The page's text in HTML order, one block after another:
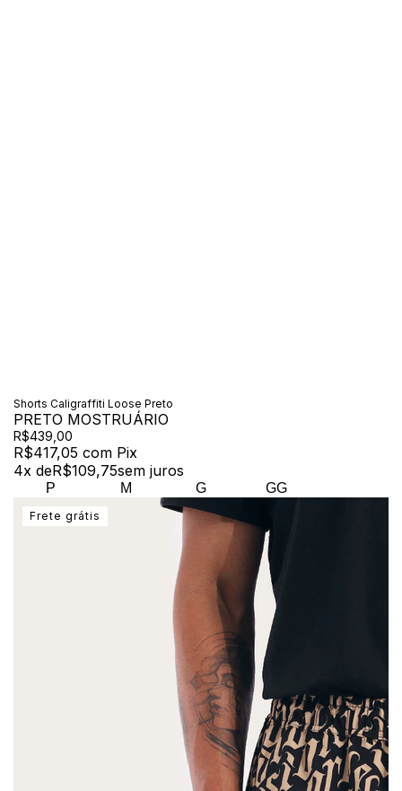
Shorts Caligraffiti Loose Preto
PRETO MOSTRUÁRIO
R$439,00
R$417,05 com Pix
4x deR$109,75sem juros
P M G GG
Frete grátis